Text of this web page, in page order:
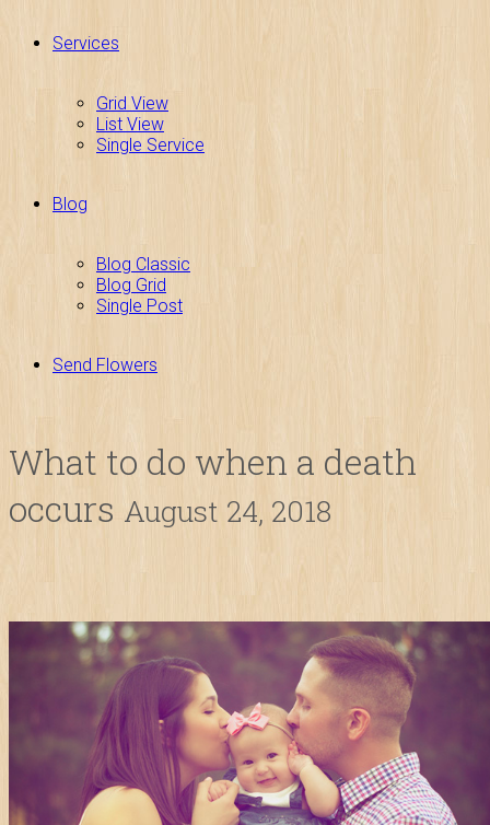
Services
Grid View
List View
Single Service
Blog
Blog Classic
Blog Grid
Single Post
Send Flowers
What to do when a death
occurs August 24, 2018